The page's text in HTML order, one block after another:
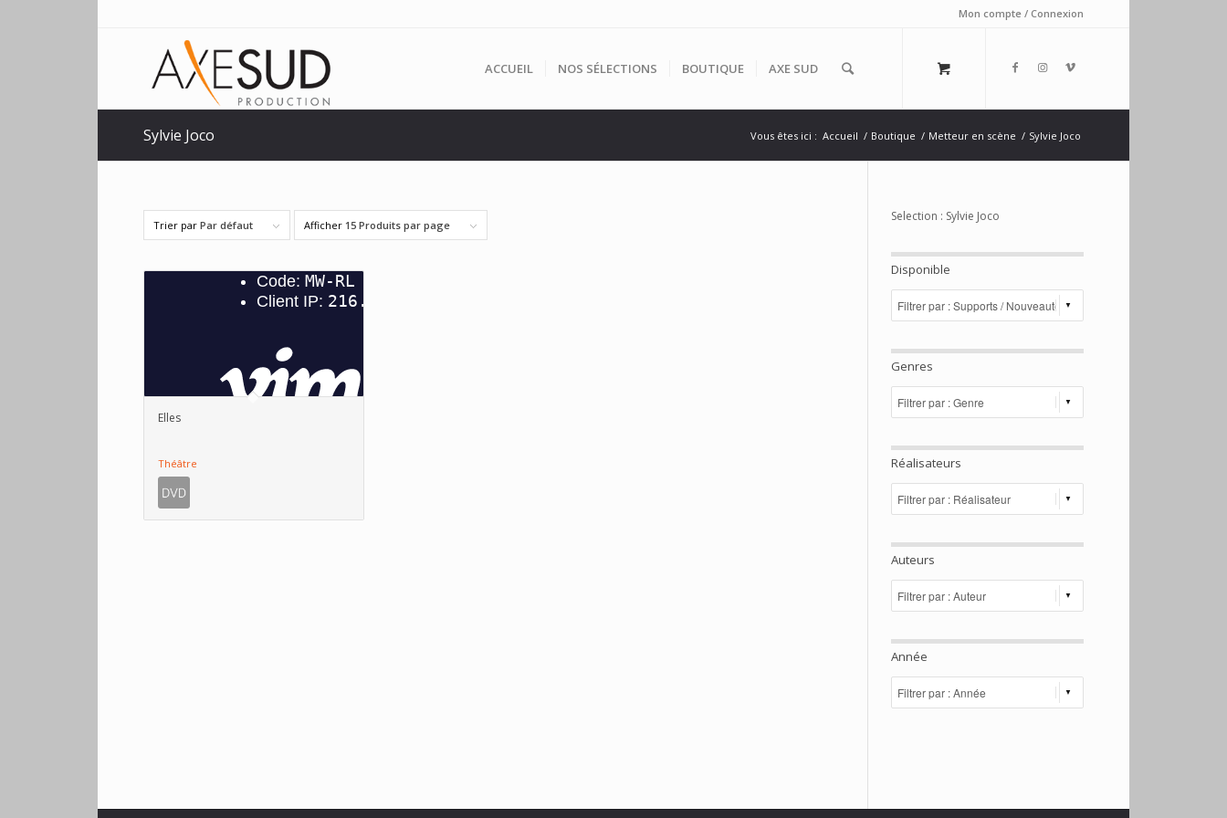
Mon compte / Connexion
ACCUEIL NOS SÉLECTIONS BOUTIQUE AXE SUD
Sylvie Joco Vous êtes ici : Accueil / Boutique / Metteur en scène / Sylvie Joco
Trier par Par défaut Afficher 15 Produits par page
Elles
Théâtre
Selection : Sylvie Joco
Disponible
Genres
Réalisateurs
Auteurs
Année